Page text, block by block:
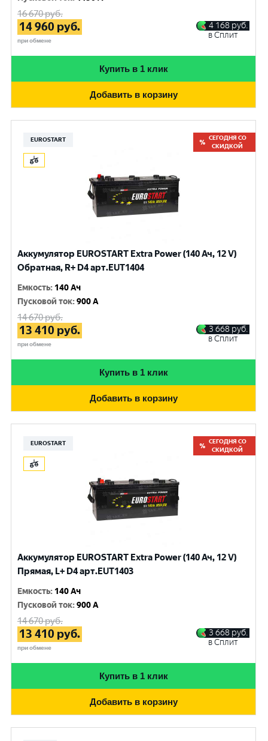
16 670руб.
14 960 руб.
при обмене
4 168 руб.
в Сплит
Купить в 1 клик
Добавить в корзину
EUROSTART
СЕГОДНЯ СО
СКИДКОЙ
Аккумулятор EUROSTART Extra Power (140 Ач, 12 V)
Обратная, R+ D4 арт.EUT1404
Емкость: 140 Ач
Пусковой ток:900 A
14 670руб.
13 410 руб.
при обмене
3 668 руб.
в Сплит
Купить в 1 клик
Добавить в корзину
EUROSTART
СЕГОДНЯ СО
СКИДКОЙ
Аккумулятор EUROSTART Extra Power (140 Ач, 12 V)
Прямая, L+ D4 арт.EUT1403
Емкость: 140 Ач
Пусковой ток:900 A
14 670руб.
13 410 руб.
при обмене
3 668 руб.
в Сплит
Купить в 1 клик
Добавить в корзину